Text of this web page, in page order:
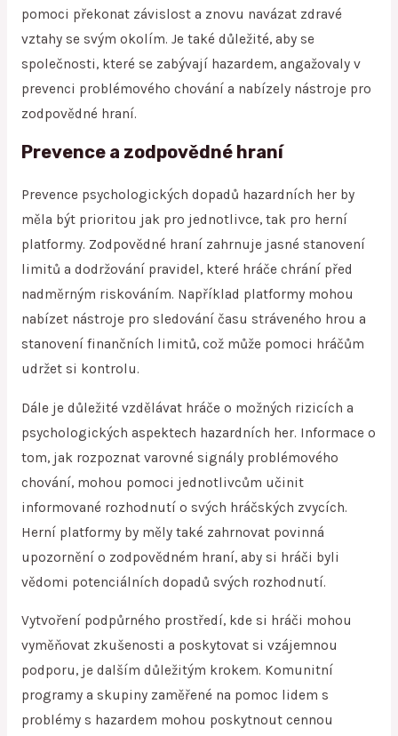
pomoci překonat závislost a znovu navázat zdravé
vztahy se svým okolím. Je také důležité, aby se
společnosti, které se zabývají hazardem, angažovaly v
prevenci problémového chování a nabízely nástroje pro
zodpovědné hraní.
Prevence a zodpovědné hraní
Prevence psychologických dopadů hazardních her by
měla být prioritou jak pro jednotlivce, tak pro herní
platformy. Zodpovědné hraní zahrnuje jasné stanovení
limitů a dodržování pravidel, které hráče chrání před
nadměrným riskováním. Například platformy mohou
nabízet nástroje pro sledování času stráveného hrou a
stanovení finančních limitů, což může pomoci hráčům
udržet si kontrolu.
Dále je důležité vzdělávat hráče o možných rizicích a
psychologických aspektech hazardních her. Informace o
tom, jak rozpoznat varovné signály problémového
chování, mohou pomoci jednotlivcům učinit
informované rozhodnutí o svých hráčských zvycích.
Herní platformy by měly také zahrnovat povinná
upozornění o zodpovědném hraní, aby si hráči byli
vědomi potenciálních dopadů svých rozhodnutí.
Vytvoření podpůrného prostředí, kde si hráči mohou
vyměňovat zkušenosti a poskytovat si vzájemnou
podporu, je dalším důležitým krokem. Komunitní
programy a skupiny zaměřené na pomoc lidem s
problémy s hazardem mohou poskytnout cennou